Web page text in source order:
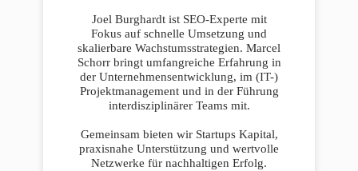
Joel Burghardt ist SEO-Experte mit
Fokus auf schnelle Umsetzung und
skalierbare Wachstumsstrategien. Marcel
Schorr bringt umfangreiche Erfahrung in
der Unternehmensentwicklung, im (IT-)
Projektmanagement und in der Führung
interdisziplinärer Teams mit.
Gemeinsam bieten wir Startups Kapital,
praxisnahe Unterstützung und wertvolle
Netzwerke für nachhaltigen Erfolg.